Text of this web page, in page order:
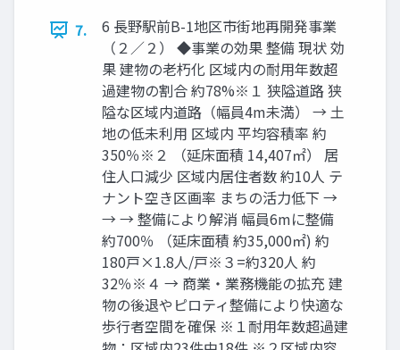
7.
6 長野駅前B-1地区市街地再開発事業
（２／２） ◆事業の効果 整備 現状 効
果 建物の⽼朽化 区域内の耐⽤年数超
過建物の割合 約78%※１ 狭隘道路 狭
隘な区域内道路（幅員4m未満） → ⼟
地の低未利⽤ 区域内 平均容積率 約
350％※２ （延床面積 14,407㎡） 居
住人口減少 区域内居住者数 約10人 テ
ナント空き区画率 まちの活⼒低下 →
→ → 整備により解消 幅員6mに整備
約700％ （延床面積 約35,000㎡) 約
180⼾×1.8人/⼾※３=約320人 約
32％※４ → 商業・業務機能の拡充 建
物の後退やピロティ整備により快適な
歩⾏者空間を確保 ※１耐用年数超過建